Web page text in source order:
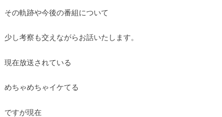
その軌跡や今後の番組について
少し考察も交えながらお話いたします。
現在放送されている
めちゃめちゃイケてる
ですが現在